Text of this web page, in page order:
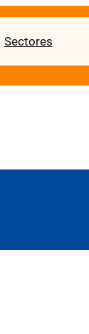
Sectores